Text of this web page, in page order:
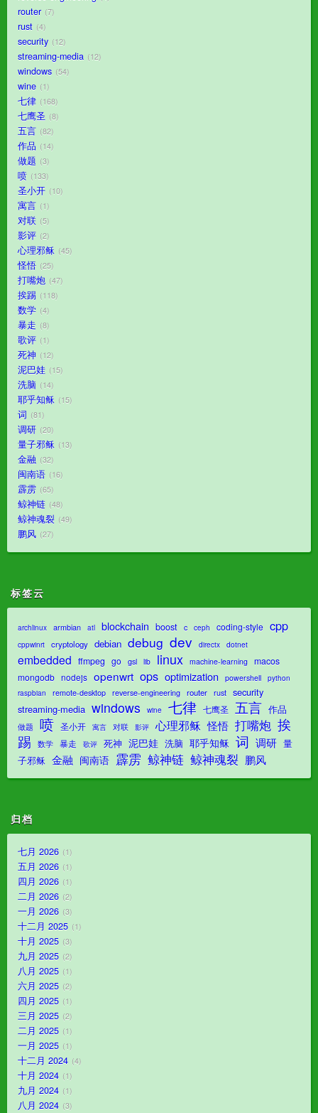
router 7
rust 4
security 12
streaming-media 12
windows 54
wine 1
七律 168
七鹰圣 8
五言 82
作品 14
做题 3
喷 133
圣小开 10
寓言 1
对联 5
影评 2
心理邪稣 45
怪悟 25
打嘴炮 47
挨踢 118
数学 4
暴走 8
歌评 1
死神 12
泥巴娃 15
洗脑 14
耶乎知稣 15
词 81
调研 20
量子邪稣 13
金融 32
闽南语 16
霹雳 65
鲸神链 48
鲸神魂裂 49
鹏风 27
标签云
archlinux armbian atl blockchain boost c ceph coding-style cpp
cppwinrt cryptology debian debug dev directx dotnet
embedded ffmpeg go gsl lib linux machine-learning macos
mongodb nodejs openwrt ops optimization powershell
python
raspbian
remote-desktop reverse-engineering router rust security
streaming-media windows wine 七律 七鹰圣 五言 作品
做题 喷 圣小开 寓言 对联 影评 心理邪稣 怪悟 打嘴炮 挨
踢
数学 暴走 歌评 死神 泥巴娃 洗脑 耶乎知稣 词 调研 量
子邪稣 金融 闽南语 霹雳 鲸神链 鲸神魂裂 鹏风
归档
七月 2026 1
五月 2026 1
四月 2026 1
二月 2026 2
一月 2026 3
十二月 2025 1
十月 2025 3
九月 2025 2
八月 2025 1
六月 2025 2
四月 2025 1
三月 2025 2
二月 2025 1
一月 2025 1
十二月 2024 4
十月 2024 1
九月 2024 1
八月 2024 3